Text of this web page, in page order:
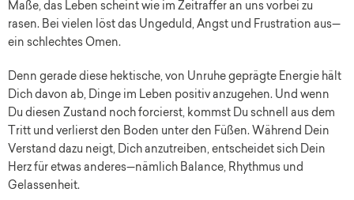
Maße, das Leben scheint wie im Zeitraffer an uns vorbei zu
rasen. Bei vielen löst das Ungeduld, Angst und Frustration aus—
ein schlechtes Omen.
Denn gerade diese hektische, von Unruhe geprägte Energie hält
Dich davon ab, Dinge im Leben positiv anzugehen. Und wenn
Du diesen Zustand noch forcierst, kommst Du schnell aus dem
Tritt und verlierst den Boden unter den Füßen. Während Dein
Verstand dazu neigt, Dich anzutreiben, entscheidet sich Dein
Herz für etwas anderes—nämlich Balance, Rhythmus und
Gelassenheit.